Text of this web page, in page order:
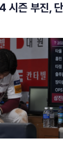
시즌 부진,